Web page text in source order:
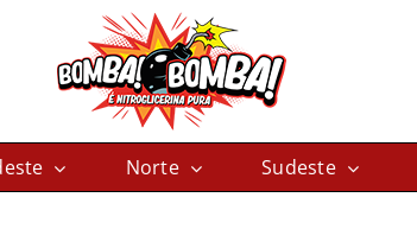
Norte Sudeste